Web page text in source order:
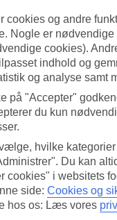
cookies og andre
Nogle er
cookies).
indhold og
og analyse samt
på "Accepter"
du kun
hvilke
Du kan
cookies" i websitets
side: Cookies og
hos os: Læs vores